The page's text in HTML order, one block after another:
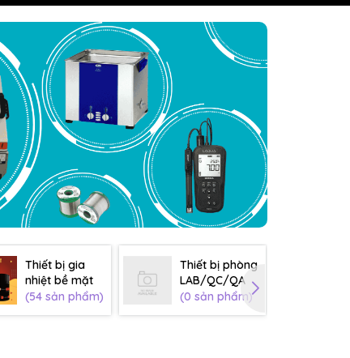
Thiết bị gia
nhiệt bề mặt
(54 sản phẩm)
Thiết bị phòng
LAB/QC/QA
(0 sản phẩm)